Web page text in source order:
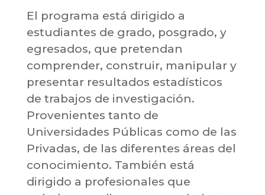
El programa está dirigido a
estudiantes de grado, posgrado, y
egresados, que pretendan
comprender, construir, manipular y
presentar resultados estadísticos
de trabajos de investigación.
Provenientes tanto de
Universidades Públicas como de las
Privadas, de las diferentes áreas del
conocimiento. También está
dirigido a profesionales que